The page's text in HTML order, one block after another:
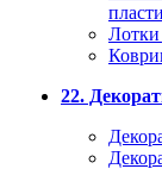
Лотки
22.